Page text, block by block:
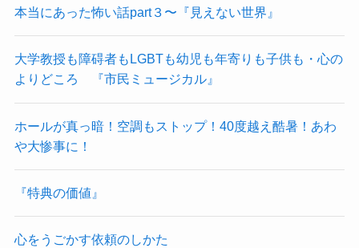
本当にあった怖い話part３〜『見えない世界』
大学教授も障碍者もLGBTも幼児も年寄りも子供も・心の
よりどころ 『市民ミュージカル』
ホールが真っ暗！空調もストップ！40度越え酷暑！あわ
や大惨事に！
『特典の価値』
心をうごかす依頼のしかた